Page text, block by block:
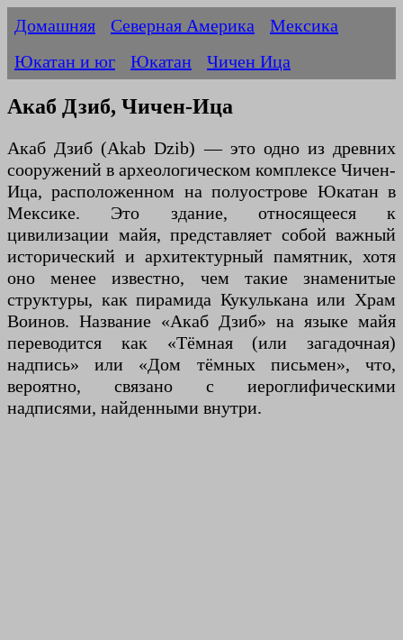
Домашняя Северная Америка
Мексика
Юкатан и юг
Юкатан Чичен Ица
Акаб Дзиб, Чичен-Ица
Акаб Дзиб (Akab Dzib) — это одно из древних
сооружений в археологическом комплексе Чичен-
Ица, расположенном на полуострове Юкатан в
Мексике. Это здание, относящееся к
цивилизации майя, представляет собой важный
исторический и архитектурный памятник, хотя
оно менее известно, чем такие знаменитые
структуры, как пирамида Кукулькана или Храм
Воинов. Название «Акаб Дзиб» на языке майя
переводится как «Тёмная (или загадочная)
надпись» или «Дом тёмных письмен», что,
вероятно, связано с иероглифическими
надписями, найденными внутри.